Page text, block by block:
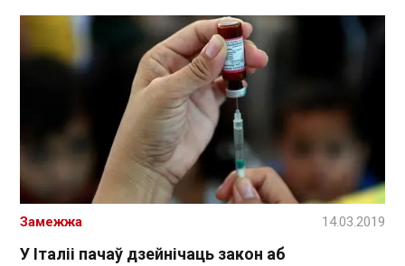
У Італіі пачаў дзейнічаць закон аб
Замежжа 14.03.2019